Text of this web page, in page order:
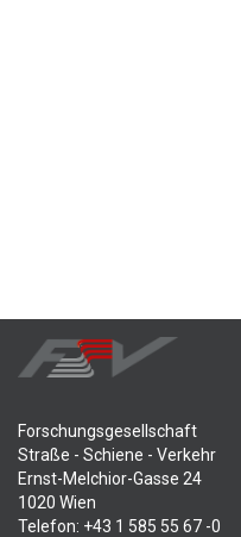
Forschungsgesellschaft
Straße - Schiene - Verkehr
Ernst-Melchior-Gasse 24
1020 Wien
Telefon: +43 1 585 55 67 -0